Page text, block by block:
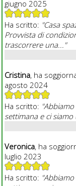
giugno 2025
Ha scritto: "Casa
Provvista di
trascorrere una..."
Cristina, ha
agosto 2024
Ha scritto:
settimana e ci siamo
Veronica, ha
luglio 2023
Ha scritto: